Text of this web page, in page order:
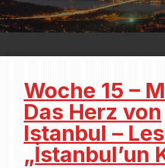
Woche 15 –
Das Herz von
Istanbul –
„İstanbul’un